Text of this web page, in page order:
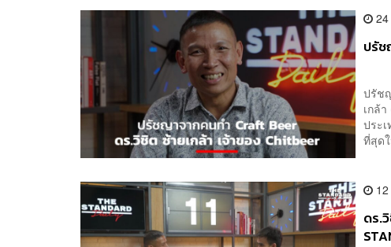
ปรัช
ปรัช
เกล้
ประ
ที่สุด
ดร.